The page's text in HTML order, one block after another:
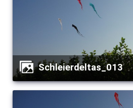
Schleierdeltas_013